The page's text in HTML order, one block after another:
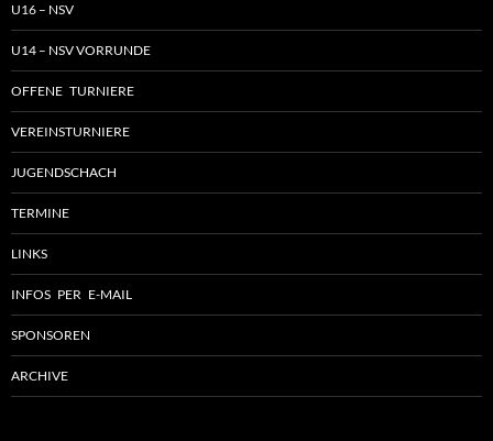
U16 – NSV
U14 – NSV VORRUNDE
OFFENE TURNIERE
VEREINSTURNIERE
JUGENDSCHACH
TERMINE
LINKS
INFOS PER E-MAIL
SPONSOREN
ARCHIVE